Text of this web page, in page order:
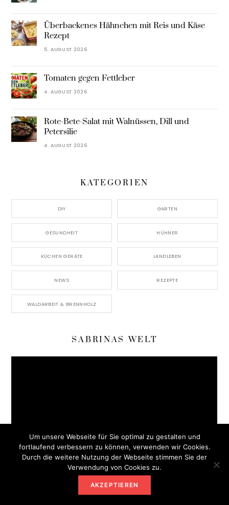
Überbackenes Hähnchen mit Reis und Käse
Rezept
5. AUGUST 2026
Tomaten gegen Fettleber
4. AUGUST 2026
Rote-Bete-Salat mit Walnüssen, Dill und
Petersilie
4. AUGUST 2026
KATEGORIEN
DIY GARTEN
GESUNDHEIT HÜHNER
KÜCHEN GERÄTE LANDLEBEN
NEWS REZEPTE
WALDARBEIT & BRENNHOLZ
SABRINAS WELT
OUTDOOR ABENTEUER JOHANNA
Um unsere Webseite für Sie optimal zu gestalten und
fortlaufend verbessern zu können, verwenden wir Cookies.
Durch die weitere Nutzung der Webseite stimmen Sie der
Verwendung von Cookies zu.
AKZEPTIEREN